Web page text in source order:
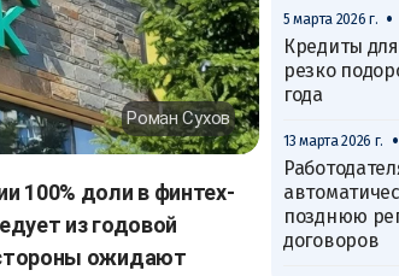
Роман Сухов
100% доли в финтех-
из годовой
ожидают
5 марта 2026 г. •
Кредиты
резко
года
13 марта 2026 г. •
позднюю
договоров